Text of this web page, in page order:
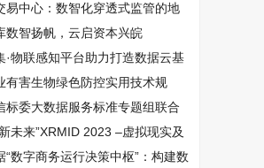
易中心：数智化穿透式监管的地
新实践
数智扬帆，云启资本兴皖
·物联感知平台助力打造数据云基
有害生物绿色防控实用技术规
评审
标委大数据服务标准专题组联合
未来”XRMID 2023 –虚拟现实及
办
“数字商务运行决策中枢”：构建数